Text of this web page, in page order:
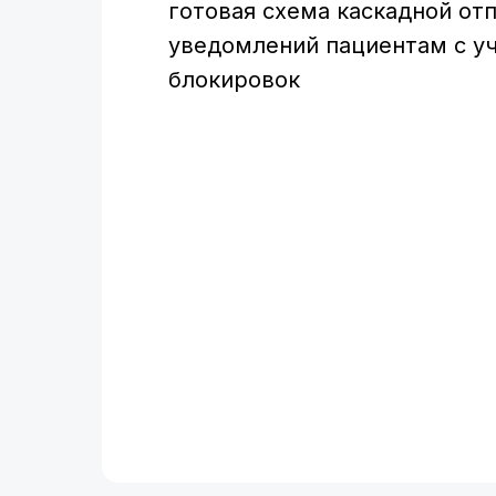
готовая схема каскадной
уведомлений пациентам с
блокировок